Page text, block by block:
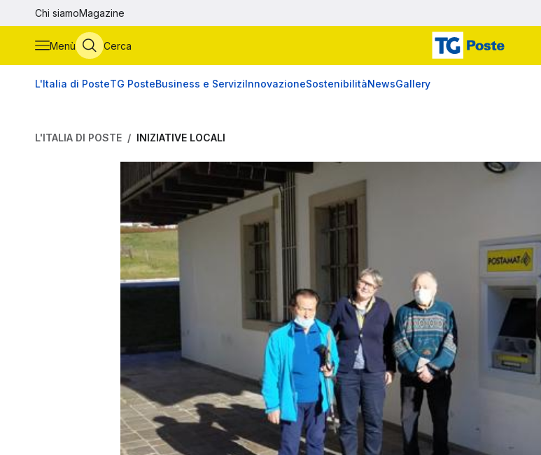
Vai al contenuto principale
Chi siamoMagazine
Menù Cerca
L'Italia di PosteTG PosteBusiness e ServiziInnovazioneSostenibilitàNewsGallery
L'ITALIA DI POSTE INIZIATIVE LOCALI